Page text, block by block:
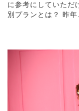
に参考にしていただ
別プランとは？ 昨